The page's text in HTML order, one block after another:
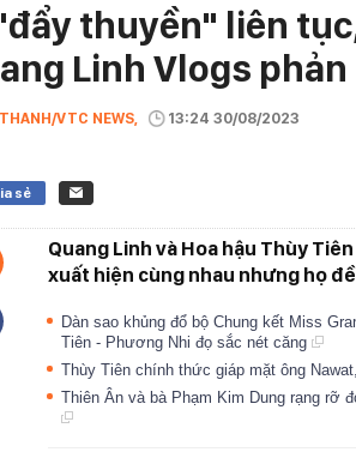
thuyền" liên
Linh Vlogs
VTC NEWS, 13:24 30/08/2023
sẻ
Quang Linh và Hoa hậu Thùy
xuất hiện cùng nhau nhưng họ
Dàn sao khủng đổ bộ Chung kết Miss
Tiên - Phương Nhi đọ sắc nét căng
Thùy Tiên chính thức giáp mặt ông
Thiên Ân và bà Phạm Kim Dung rạng rỡ